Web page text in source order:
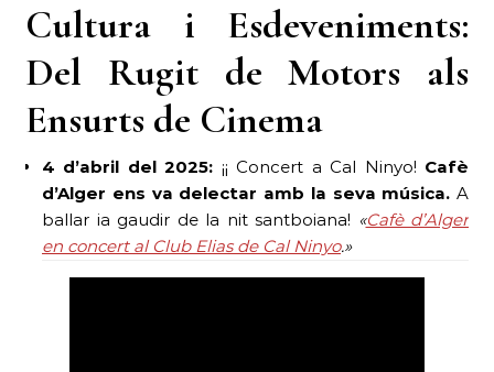
Cultura i Esdeveniments:
Del Rugit de Motors als
Ensurts de Cinema
4 d’abril del 2025: ¡¡ Concert a Cal Ninyo! Cafè
d’Alger ens va delectar amb la seva música. A
ballar ia gaudir de la nit santboiana! «Cafè d’Alger
en concert al Club Elias de Cal Ninyo.»